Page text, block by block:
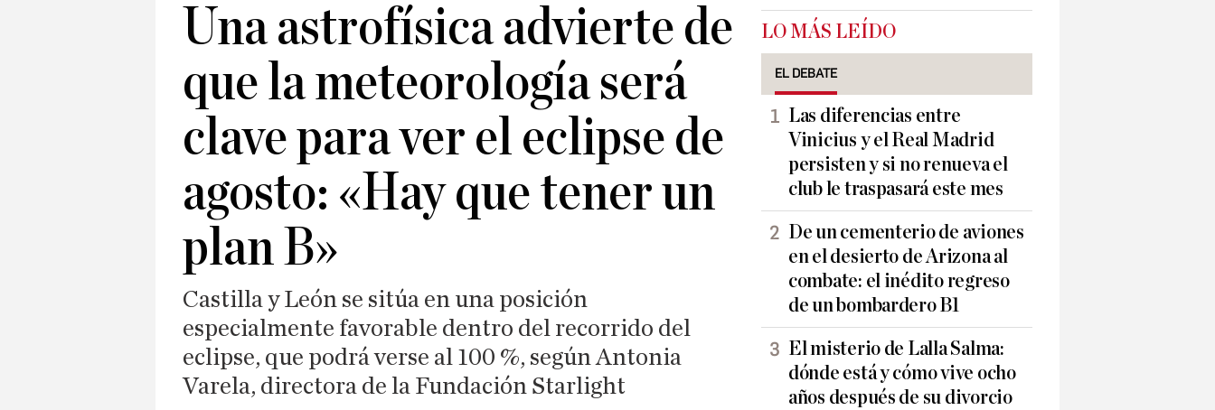
Una astrofísica advierte de
que la meteorología será
clave para ver el eclipse de
agosto: «Hay que tener un
plan B»
Castilla y León se sitúa en una posición
especialmente favorable dentro del recorrido del
eclipse, que podrá verse al 100 %, según Antonia
Varela, directora de la Fundación Starlight
LO MÁS LEÍDO
EL DEBATE
Las diferencias entre
Vinicius y el Real Madrid
persisten y si no renueva el
club le traspasará este mes
De un cementerio de aviones
en el desierto de Arizona al
combate: el inédito regreso
de un bombardero B1
El misterio de Lalla Salma:
dónde está y cómo vive ocho
años después de su divorcio